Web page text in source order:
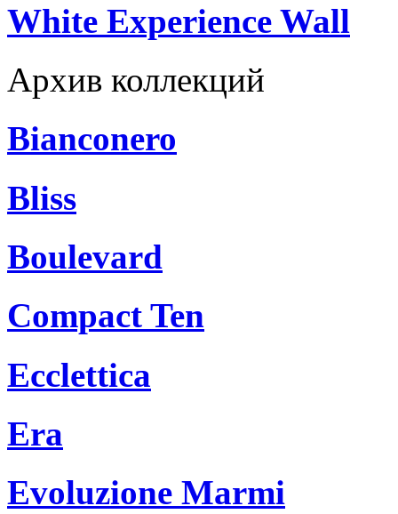
White Experience Wall
Архив коллекций
Bianconero
Bliss
Boulevard
Compact Ten
Ecclettica
Era
Evoluzione Marmi